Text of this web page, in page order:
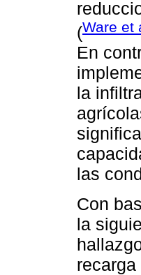
(Ware et
En
la
las
Con
la